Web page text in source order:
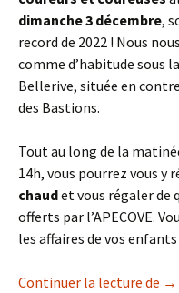
dimanche 3 décembre,
record de 2022 ! Nous
comme d’habitude sous
Bellerive, située en
des Bastions.
Tout au long de la
14h, vous pourrez vous y
chaudet vous régaler de
offerts par l’APECOVE.
les affaires de vos
Continuer la lecture de →